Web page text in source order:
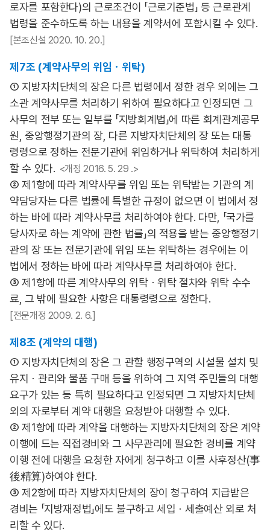
로자를 포함한다)의 근로조건이 「근로기준법」 등 근로관계
법령을 준수하도록 하는 내용을 계약서에 포함시킬 수 있다.
[본조신설 2020. 10. 20.]
제7조 (계약사무의 위임ㆍ위탁)
① 지방자치단체의 장은 다른 법령에서 정한 경우 외에는 그
소관 계약사무를 처리하기 위하여 필요하다고 인정되면 그
사무의 전부 또는 일부를 「지방회계법」에 따른 회계관계공무
원, 중앙행정기관의 장, 다른 지방자치단체의 장 또는 대통
령령으로 정하는 전문기관에 위임하거나 위탁하여 처리하게
할 수 있다. <개정 2016. 5. 29 .>
② 제1항에 따라 계약사무를 위임 또는 위탁받는 기관의 계
약담당자는 다른 법률에 특별한 규정이 없으면 이 법에서 정
하는 바에 따라 계약사무를 처리하여야 한다. 다만, 「국가를
당사자로 하는 계약에 관한 법률」의 적용을 받는 중앙행정기
관의 장 또는 전문기관에 위임 또는 위탁하는 경우에는 이
법에서 정하는 바에 따라 계약사무를 처리하여야 한다.
③ 제1항에 따른 계약사무의 위탁ㆍ위탁 절차와 위탁 수수
료, 그 밖에 필요한 사항은 대통령령으로 정한다.
[전문개정 2009. 2. 6.]
제8조 (계약의 대행)
① 지방자치단체의 장은 그 관할 행정구역의 시설물 설치 및
유지ㆍ관리와 물품 구매 등을 위하여 그 지역 주민들의 대행
요구가 있는 등 특히 필요하다고 인정되면 그 지방자치단체
외의 자로부터 계약 대행을 요청받아 대행할 수 있다.
② 제1항에 따라 계약을 대행하는 지방자치단체의 장은 계약
이행에 드는 직접경비와 그 사무관리에 필요한 경비를 계약
이행 전에 대행을 요청한 자에게 청구하고 이를 사후정산(事
後精算)하여야 한다.
③ 제2항에 따라 지방자치단체의 장이 청구하여 지급받은
경비는 「지방재정법」에도 불구하고 세입ㆍ세출예산 외로 처
리할 수 있다.